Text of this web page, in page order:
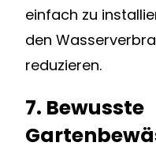
einfach zu
den
reduzieren.
7. Bewusste